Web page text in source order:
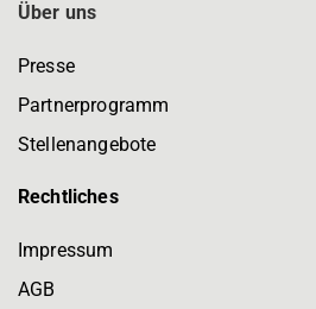
Über uns
Presse
Partnerprogramm
Stellenangebote
Rechtliches
Impressum
AGB